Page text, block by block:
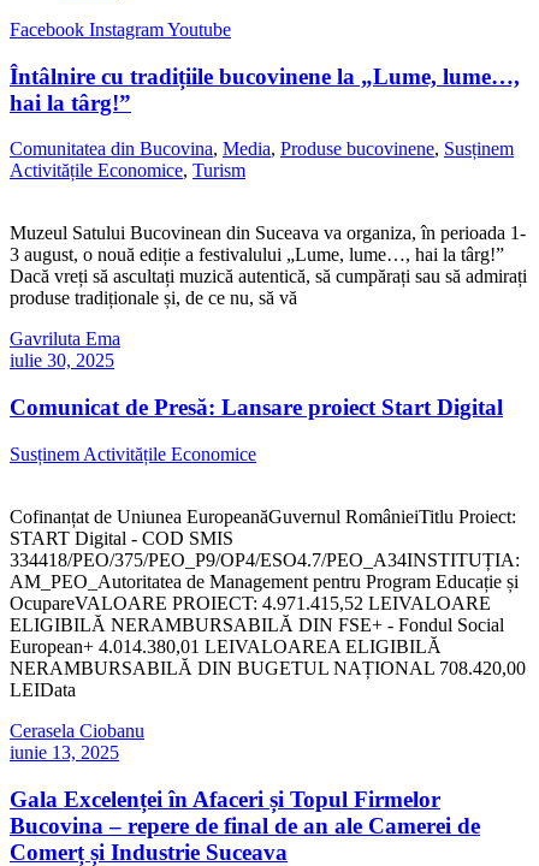
Facebook InstagramYoutube
Întâlnire cu tradițiile bucovinene la „Lume, lume…,
hai la târg!”
Comunitatea din Bucovina, Media, Produse bucovinene, Susținem
Activitățile Economice, Turism
Muzeul Satului Bucovinean din Suceava va organiza, în perioada 1-
3 august, o nouă ediție a festivalului „Lume, lume…, hai la târg!”
Dacă vreți să ascultați muzică autentică, să cumpărați sau să admirați
produse tradiționale și, de ce nu, să vă
Gavriluta Ema
iulie 30, 2025
Comunicat de Presă: Lansare proiect Start Digital
Susținem Activitățile Economice
Cofinanțat de Uniunea EuropeanăGuvernul RomânieiTitlu Proiect:
START Digital - COD SMIS
334418/PEO/375/PEO_P9/OP4/ESO4.7/PEO_A34INSTITUȚIA:
AM_PEO_Autoritatea de Management pentru Program Educație și
OcupareVALOARE PROIECT: 4.971.415,52 LEIVALOARE
ELIGIBILĂ NERAMBURSABILĂ DIN FSE+ - Fondul Social
European+ 4.014.380,01 LEIVALOAREA ELIGIBILĂ
NERAMBURSABILĂ DIN BUGETUL NAȚIONAL 708.420,00
LEIData
Cerasela Ciobanu
iunie 13, 2025
Gala Excelenței în Afaceri și Topul Firmelor
Bucovina – repere de final de an ale Camerei de
Comerț și Industrie Suceava